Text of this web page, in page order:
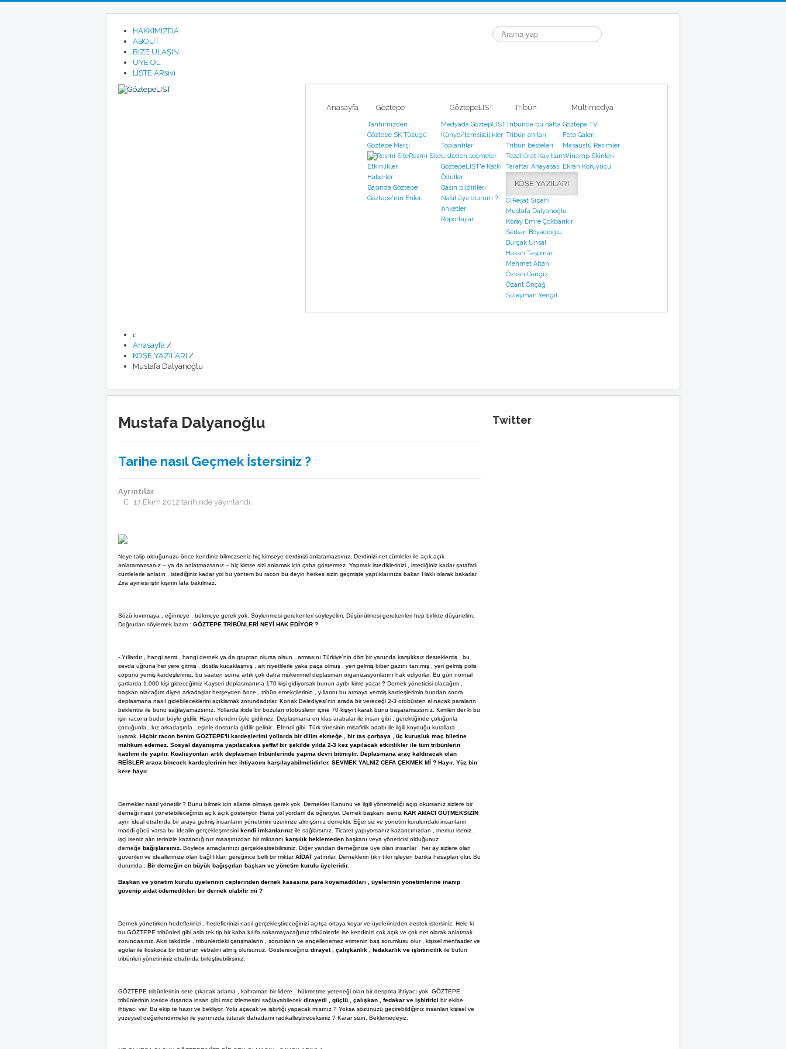
HAKKIMIZDA
ABOUT
BİZE ULAŞIN
ÜYE OL
LÍSTE ARsivi
arama...
Anasayfa Göztepe
Tarihimizden
Göztepe SK Tüzügü
Göztepe Marşı
Resmi Site
Etkinlikler
Haberler
Basında Göztepe
Göztepe'nin Enleri
GöztepeLIST
Medyada GöztepLIST
Künye/temsilcilikler
Toplantılar
Listeden seçmeler
GöztepeLIST'e Katkı
Ödüller
Basın bildirileri
Nasıl üye olurum ?
Anketler
Röportajlar
Tribün
Tribünde bu hafta
Tribün anıları
Tribün besteleri
Tezahürat Kayıtları
Taraftar Anayasası
Multimedya
Göztepe TV
Foto Galeri
Masaüstü Resimler
Winamp Skinleri
Ekran Koruyucu
KÖŞE YAZILARI
O.Reşat Sipahi
Mustafa Dalyanoğlu
Koray Emre Çokbankır
Serkan Boyacıoğlu
Burçak Ünsal
Hakan Taşpınar
Mehmet Altan
Özkan Cengiz
Özant Önçağ
Süleyman Yengil
Anasayfa /
KÖŞE YAZILARI /
Mustafa Dalyanoğlu
Mustafa Dalyanoğlu
Tarihe nasıl Geçmek İstersiniz ?
Ayrıntılar
17 Ekim 2012 tarihinde yayınlandı.
Neye talip olduğunuzu önce kendiniz bilmezseniz hiç kimseye derdinizi anlatamazsınız. Derdinizi net cümleler ile açık açık
anlatamazsanız – ya da anlatmazsanız – hiç kimse sizi anlamak için çaba göstermez. Yapmak istediklerinizi , istediğiniz kadar şatafatlı
cümlelerle anlatın , istediğiniz kadar yol bu yöntem bu racon bu deyin herkes sizin geçmişte yaptıklarınıza bakar. Haklı olarak bakarlar.
Zira ayinesi iştir kişinin lafa bakılmaz.
Sözü kıvırmaya , eğirmeye , bükmeye gerek yok. Söylenmesi gerekenleri söyleyelim. Düşünülmesi gerekenleri hep birlikte düşünelim.
Doğrudan söylemek lazım : GÖZTEPE TRİBÜNLERİ NEYİ HAK EDİYOR ?
-.Yıllardır , hangi semt , hangi dernek ya da gruptan olursa olsun , armasını Türkiye'nin dört bir yanında karşılıksız desteklemiş , bu
sevda uğruna her yere gitmiş , dostla kucaklaşmış , art niyetlilerle yaka paça olmuş , yeri gelmiş biber gazını tanımış , yeri gelmiş polis
copunu yemiş kardeşlerimiz, bu saaten sonra artık çok daha mükemmel deplasman organizasyonlarını hak ediyorlar. Bu gün normal
şartlarda 1.000 kişi gideceğimiz Kayseri deplasmanına 170 kişi gidiyorsak bunun ayıbı kime yazar ? Dernek yöneticisi olacağım ,
başkan olacağım diyen arkadaşlar herşeyden önce , tribün emekçilerinin , yıllarını bu armaya vermiş kardeşlerimin bundan sonra
deplasmana nasıl gidebileceklerini açıklamak zorundadırlar. Konak Belediyesi'nin arada bir vereceği 2-3 otobüsten alınacak paraların
beklentisi ile bunu sağlayamazsınız. Yollarda ikide bir bozulan otobüslerin içine 70 kişiyi tıkarak bunu başaramazsınız. Kimileri der ki bu
işin raconu budur böyle gidilir. Hayır efendim öyle gidilmez. Deplasmana en klas arabalar ile insan gibi , gerektiğinde çoluğunla
çocuğunla , kız arkadaşınla , eşinle dostunla gidilir gelinir . Efendi gibi. Türk töresinin misafirlik adabı ile ilgili koyduğu kurallara
uyarak. Hiçbir racon benim GÖZTEPE'li kardeşlerimi yollarda bir dilim ekmeğe , bir tas çorbaya , üç kuruşluk maç biletine
mahkum edemez. Sosyal dayanışma yapılacaksa şeffaf bir şekilde yılda 2-3 kez yapılacak etkinlikler ile tüm tribünlerin
katılımı ile yapılır. Koalisyonları artık deplasman tribünlerinde yapma devri bitmiştir. Deplasmana araç kaldıracak olan
REİSLER araca binecek kardeşlerinin her ihtiyacını karşılayabilmelidirler. SEVMEK YALNIZ CEFA ÇEKMEK Mİ ? Hayır. Yüz bin
kere hayır.
Dernekler nasıl yönetilir ? Bunu bilmek için allame olmaya gerek yok. Dernekler Kanunu ve ilgili yönetmeliği açıp okursanız sizlere bir
derneği nasıl yönetebileceğinizi açık açık gösteriyor. Hatta yol yordam da öğretiyor. Dernek başkanı iseniz KAR AMACI GÜTMEKSİZİN
aynı ideal etrafında bir araya gelmiş insanların yönetimini üzerinize almışsınız demektir. Eğer siz ve yönetim kurulundaki insanların
maddi gücü varsa bu idealin gerçekleşmesini kendi imkanlarınız ile sağlarsınız. Ticaret yapıyorsanız kazancınızdan , memur iseniz ,
işçi iseniz alın terinizle kazandığınız maaşınızdan bir miktarını karşılık beklemeden başkanı veya yöneticisi olduğunuz
derneğe bağışlarsınız. Böylece amaçlarınızı gerçekleştirebilirsiniz. Diğer yandan derneğinize üye olan insanlar , her ay sizlere olan
güvenleri ve ideallerinize olan bağlılıkları gereğince belli bir miktarAİDAT yatırırlar. Derneklerin tıkır tıkır işleyen banka hesapları olur. Bu
durumda : Bir derneğin en büyük bağışçıları başkan ve yönetim kurulu üyeleridir.
Başkan ve yönetim kurulu üyelerinin ceplerinden dernek kasasına para koyamadıkları , üyelerinin yönetimlerine inanıp
güvenip aidat ödemedikleri bir dernek olabilir mi ?
Dernek yönetirken hedeflerinizi , hedeflerinizi nasıl gerçekleştireceğinizi açıtça ortaya koyar ve üyelerinizden destek istersiniz. Hele ki
bu GÖZTEPE tribünleri gibi asla tek tip bir kaba kılıfa sokamayacağınız tribünlerde ise kendinizi çok açık ve çok net olarak anlatmak
zorundasınız. Aksi takdirde , tribünlerdeki çatışmaların , sorunların ve engellenemez erimenin baş sorumlusu olur , kişisel menfaatler ve
egolar ile koskoca bir tribünün vebalini almış olursunuz. Göstereceğiniz dirayet , çalışkanlık , fedakarlık ve işbitiricilik ile bütün
tribünleri yönetiminiz etrafında birleştirebilirsiniz.
GÖZTEPE tribünlerinin sete çıkacak adama , kahraman bir lidere , hükmetme yeteneği olan bir despota ihtiyacı yok. GÖZTEPE
tribünlerinin içeride dışarıda insan gibi maç izlemesini sağlayabilecek dirayetli , güçlü , çalışkan , fedakar ve işbitirici bir ekibe
ihtiyacı var. Bu ekip te hazır ve bekliyor. Yolu açacak ve işbirliği yapacak mısınız ? Yoksa sözünüzü geçirebildiğiniz insanları kişisel ve
yüzeysel değerlendirmeler ile yanınızda tutarak dahadamı radikalleştireceksiniz ? Karar sizin. Beklemedeyiz.
Twitter